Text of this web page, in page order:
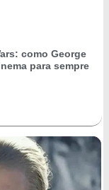
como George
para sempre